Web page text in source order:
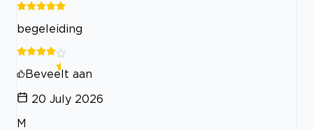
begeleiding
Beveelt aan
20 July 2026
M